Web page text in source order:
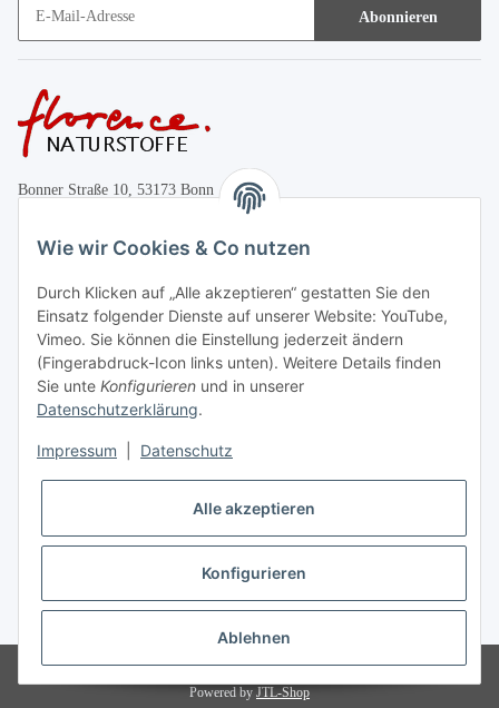
Abonnieren
Bonner Straße 10, 53173 Bonn
Mo.-Fr. 10:00-17:00
Informationen
Gesetzliche Informationen
* Alle Preise inkl. gesetzlicher USt., zzgl.Versand
Powered by JTL-Shop
Wie wir Cookies & Co nutzen
Durch Klicken auf „Alle akzeptieren“ gestatten Sie den
Einsatz folgender Dienste auf unserer Website: YouTube,
Vimeo. Sie können die Einstellung jederzeit ändern
(Fingerabdruck-Icon links unten). Weitere Details finden
Sie unte Konfigurieren und in unserer
Datenschutzerklärung.
Impressum Datenschutz
Alle akzeptieren
Konfigurieren
Ablehnen